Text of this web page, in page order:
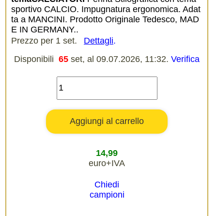
sportivo CALCIO. Impugnatura ergonomica. Adat
ta a MANCINI. Prodotto Originale Tedesco, MAD
E IN GERMANY..
Prezzo per 1 set.
Dettagli.
Disponibili 65 set, al 09.07.2026, 11:32. Verifica
14,99
euro+IVA
Chiedi
campioni